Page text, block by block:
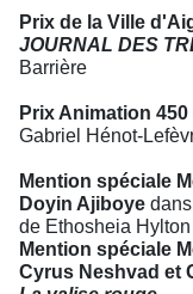
Prix de la Ville
JOURNAL DES
Barrière
Prix Animation 450
Gabriel Hénot-
Mention spéciale
Doyin Ajiboye
de Ethosheia Hylton
Mention spéciale
Cyrus Neshvad et